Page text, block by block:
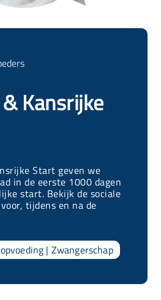
Kansrijke
Start geven we
in de eerste 1000 dagen
start. Bekijk de sociale
tijdens en na de
| Zwangerschap